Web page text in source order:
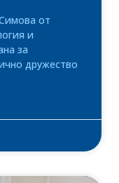
от
и
за
дружество